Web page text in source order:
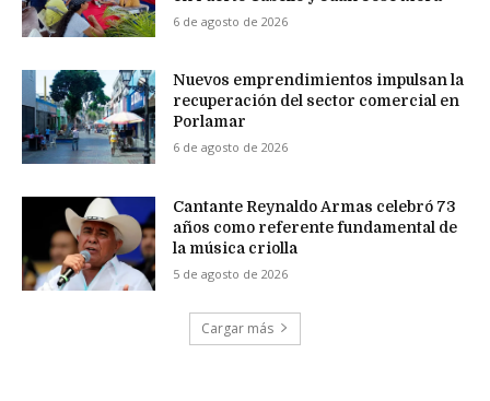
6 de agosto de 2026
Nuevos emprendimientos impulsan la
recuperación del sector comercial en
Porlamar
6 de agosto de 2026
Cantante Reynaldo Armas celebró 73
años como referente fundamental de
la música criolla
5 de agosto de 2026
Cargar más